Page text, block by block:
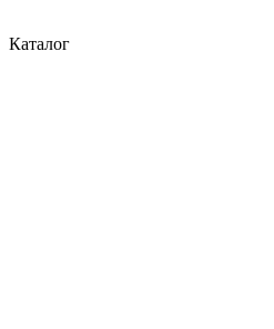
Каталог